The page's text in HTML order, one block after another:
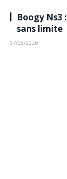
Boogy Ns3
sans limite
07/08/2026